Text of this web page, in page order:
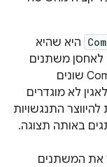
היא שהיא
לאחסן משתנים
גלובליים שמשותפים בין רכיבי ComposeView שונים
לא מוגדרים
התנגשויות
באותה תצוגה.
את המשתנים